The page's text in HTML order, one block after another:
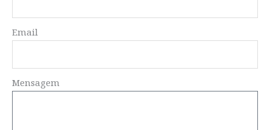
Email
Mensagem